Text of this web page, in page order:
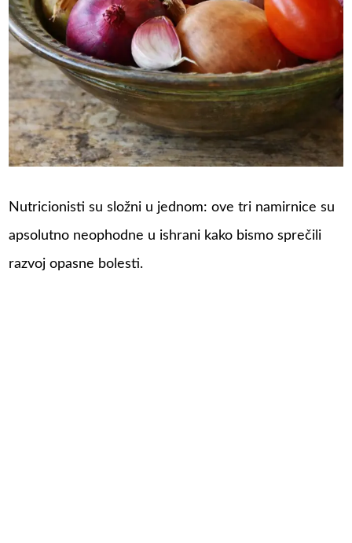
Nutricionisti su složni u jednom: ove tri namirnice su
apsolutno neophodne u ishrani kako bismo sprečili
razvoj opasne bolesti.